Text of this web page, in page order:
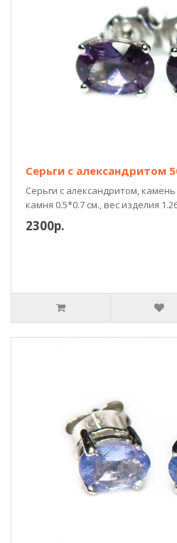
Серьги с александритом
Серьги с александритом,
камня 0.5*0.7 см., вес изделия
2300р.